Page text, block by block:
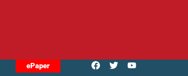
ePaper